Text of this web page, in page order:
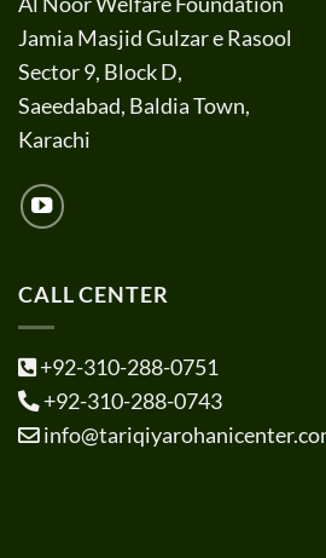
Jamia Masjid Gulzar e Rasool
Sector 9, Block D,
Saeedabad, Baldia Town,
Karachi
CALL CENTER
+92-310-288-0751
+92-310-288-0743